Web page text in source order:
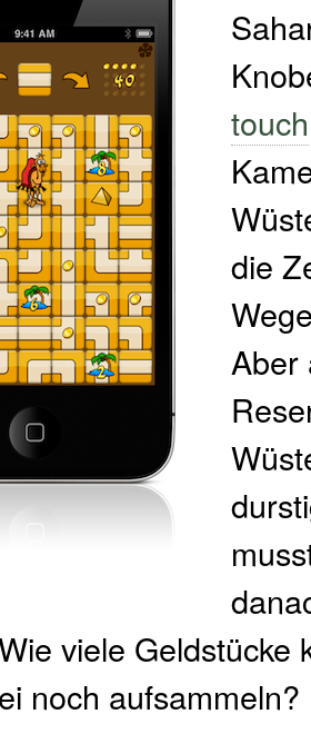
touch
die
Aber
viele Geldstücke
noch aufsammeln?